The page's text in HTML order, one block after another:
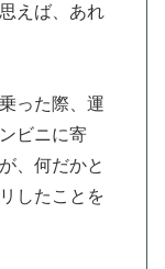
えば、あれ
った際、運
ビニに寄
、何だかと
したことを